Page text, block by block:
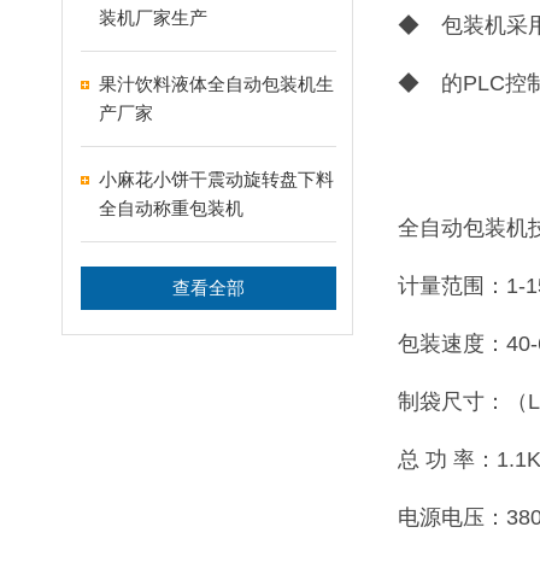
装机厂家生产
果汁饮料液体全自动包装机生
产厂家
小麻花小饼干震动旋转盘下料
全自动称重包装机
查看全部
◆ 包装机采用
◆ 的PLC控制
全自动包装机
计量范围：1-
包装速度：
制袋尺寸：（
总 功 率：
电源电压：